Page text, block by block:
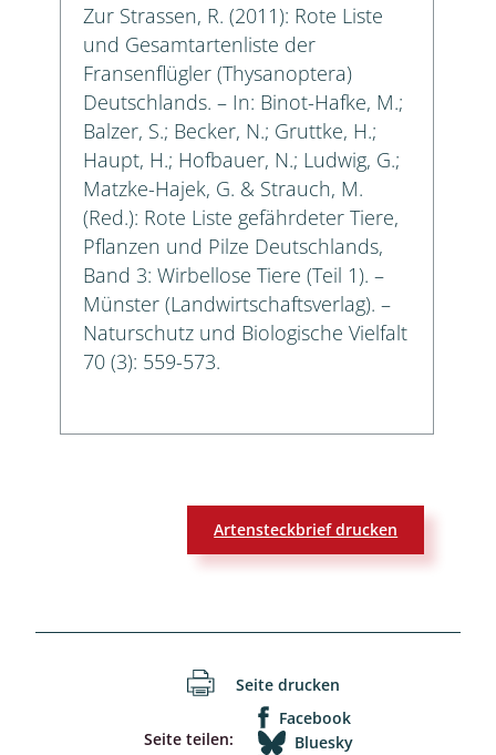
Zur Strassen, R. (2011): Rote Liste
und Gesamtartenliste der
Fransenflügler (Thysanoptera)
Deutschlands. – In: Binot-Hafke, M.;
Balzer, S.; Becker, N.; Gruttke, H.;
Haupt, H.; Hofbauer, N.; Ludwig, G.;
Matzke-Hajek, G. & Strauch, M.
(Red.): Rote Liste gefährdeter Tiere,
Pflanzen und Pilze Deutschlands,
Band 3: Wirbellose Tiere (Teil 1). –
Münster (Landwirtschaftsverlag). –
Naturschutz und Biologische Vielfalt
70 (3): 559-573.
Artensteckbrief drucken
Seite drucken
Seite teilen:
Facebook
Bluesky